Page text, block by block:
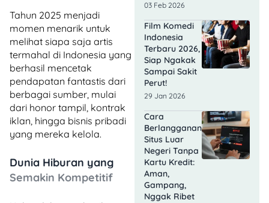
Tahun 2025 menjadi
momen menarik untuk
melihat siapa saja artis
termahal di Indonesia yang
berhasil mencetak
pendapatan fantastis dari
berbagai sumber, mulai
dari honor tampil, kontrak
iklan, hingga bisnis pribadi
yang mereka kelola.
Dunia Hiburan yang
Semakin Kompetitif
03 Feb 2026
Film Komedi
Indonesia
Terbaru 2026,
Siap Ngakak
Sampai Sakit
Perut!
29 Jan 2026
Cara
Berlangganan
Situs Luar
Negeri Tanpa
Kartu Kredit:
Aman,
Gampang,
Nggak Ribet